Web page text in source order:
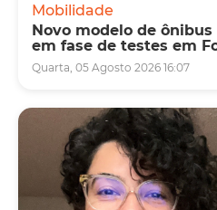
Mobilidade
Novo modelo de
em fase de testes em
Quarta, 05 Agosto 2026 16:07